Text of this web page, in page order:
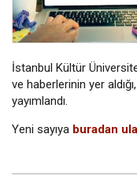
İstanbul Kültür
ve haberlerinin yer
yayımlandı.
Yeni sayıya buradan